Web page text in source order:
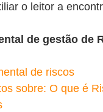
o leitor a
de gestão de
de riscos
sobre: O que é